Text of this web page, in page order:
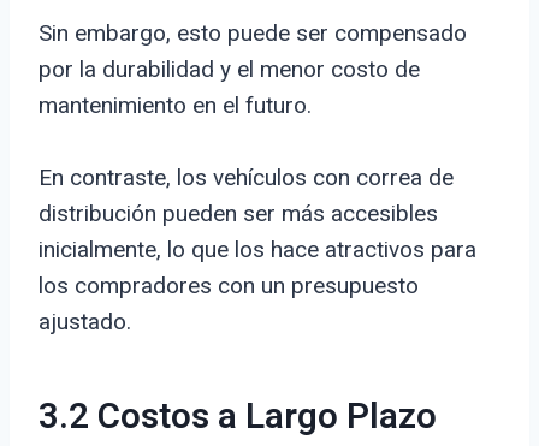
Sin embargo, esto puede ser compensado
por la durabilidad y el menor costo de
mantenimiento en el futuro.
En contraste, los vehículos con correa de
distribución pueden ser más accesibles
inicialmente, lo que los hace atractivos para
los compradores con un presupuesto
ajustado.
3.2 Costos a Largo Plazo